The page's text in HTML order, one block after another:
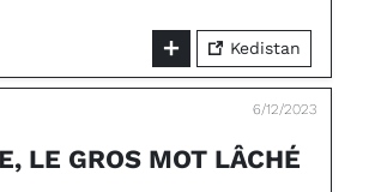
Kedistan
6/12/2023
LE GROS MOT LÂCHÉ